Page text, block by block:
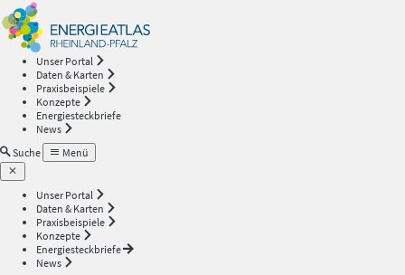
Unser Portal
Daten & Karten
Praxisbeispiele
Konzepte
Energiesteckbriefe
News
Suche
Menü
Unser Portal
Daten & Karten
Praxisbeispiele
Konzepte
Energiesteckbriefe
News